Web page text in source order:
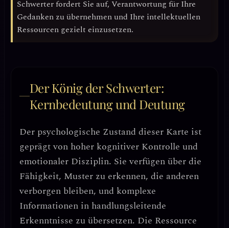
Schwerter fordert Sie auf,Verantwortung für Ihre
Gedanken zu übernehmenund Ihre intellektuellen
Ressourcen gezielt einzusetzen.
Der König der Schwerter:
Kernbedeutung und Deutung
Der psychologische Zustand dieser Karte ist
geprägt von hoher kognitiver Kontrolle und
emotionaler Disziplin. Sie verfügen über die
Fähigkeit, Muster zu erkennen, die anderen
verborgen bleiben, und komplexe
Informationen in handlungsleitende
Erkenntnisse zu übersetzen. Die Ressource